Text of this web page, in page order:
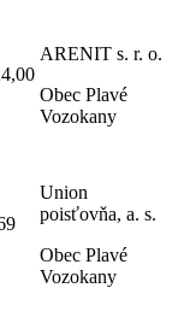
ARENIT s. r. o.
Obec Plavé
Vozokany
Union
poisťovňa, a. s.
Obec Plavé
Vozokany